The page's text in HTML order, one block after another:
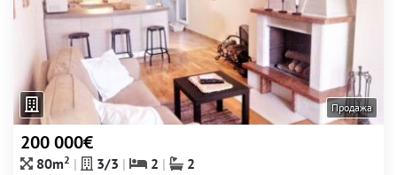
Продажа
200 000€
80m2 3/3 2
2